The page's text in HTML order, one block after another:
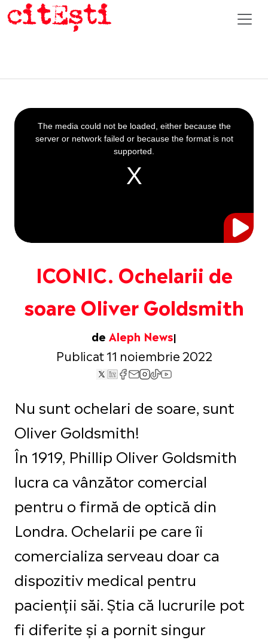
ICONIC. Ochelarii de
soare Oliver Goldsmith
de Aleph News
Publicat 11 noiembrie 2022
This
is
a
The media could not be loaded, either because the
server or network failed or because the format is not
supported.
Nu sunt ochelari de soare, sunt
Oliver Goldsmith!
În 1919, Phillip Oliver Goldsmith
lucra ca vânzător comercial
pentru o firmă de optică din
Londra. Ochelarii pe care îi
comercializa serveau doar ca
dispozitiv medical pentru
pacienții săi. Știa că lucrurile pot
fi diferite și a pornit singur